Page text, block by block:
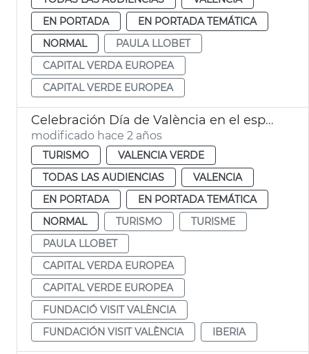
EN PORTADA
EN PORTADA TEMÁTICA
NORMAL
PAULA LLOBET
CAPITAL VERDA EUROPEA
CAPITAL VERDE EUROPEA
Celebración Día de València en el espacio Iberia de Madrid
modificado hace 2 años
TURISMO
VALENCIA VERDE
TODAS LAS AUDIENCIAS
VALENCIA
EN PORTADA
EN PORTADA TEMÁTICA
NORMAL
TURISMO
TURISME
PAULA LLOBET
CAPITAL VERDA EUROPEA
CAPITAL VERDE EUROPEA
FUNDACIÓ VISIT VALÈNCIA
FUNDACIÓN VISIT VALÈNCIA
IBERIA